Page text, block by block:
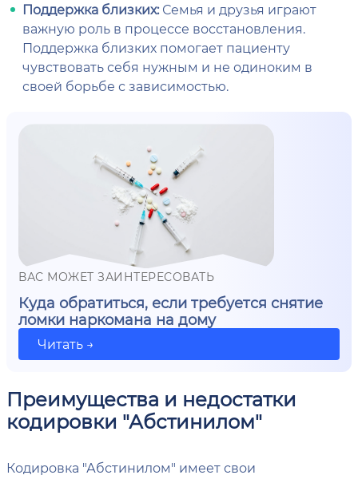
Поддержка близких:Семья и друзья играют
важную роль в процессе восстановления.
Поддержка близких помогает пациенту
чувствовать себя нужным и не одиноким в
своей борьбе с зависимостью.
ВАС МОЖЕТ ЗАИНТЕРЕСОВАТЬ
Куда обратиться, если требуется снятие
ломки наркомана на дому
Читать →
Преимущества и недостатки
кодировки "Абстинилом"
Кодировка "Абстинилом" имеет свои